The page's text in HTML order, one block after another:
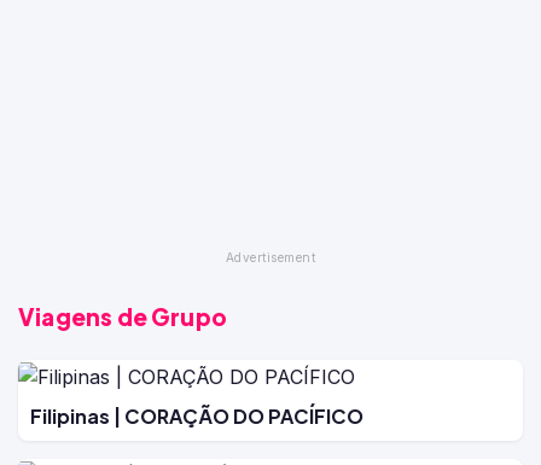
Viagens de Grupo
Filipinas | CORAÇÃO DO PACÍFICO